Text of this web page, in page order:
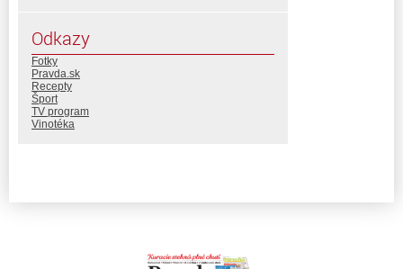
Odkazy
Fotky
Pravda.sk
Recepty
Šport
TV program
Vinotéka